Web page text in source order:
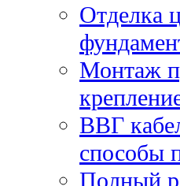
Отделка
Монтаж
ВВГ
способы
Полный